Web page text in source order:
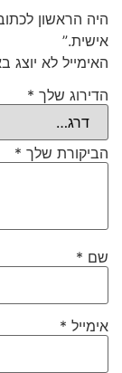
היה הראשון
אישית.”
האימייל לא יוצג
הדירוג שלך *
הביקורת שלך *
שם *
אימייל *